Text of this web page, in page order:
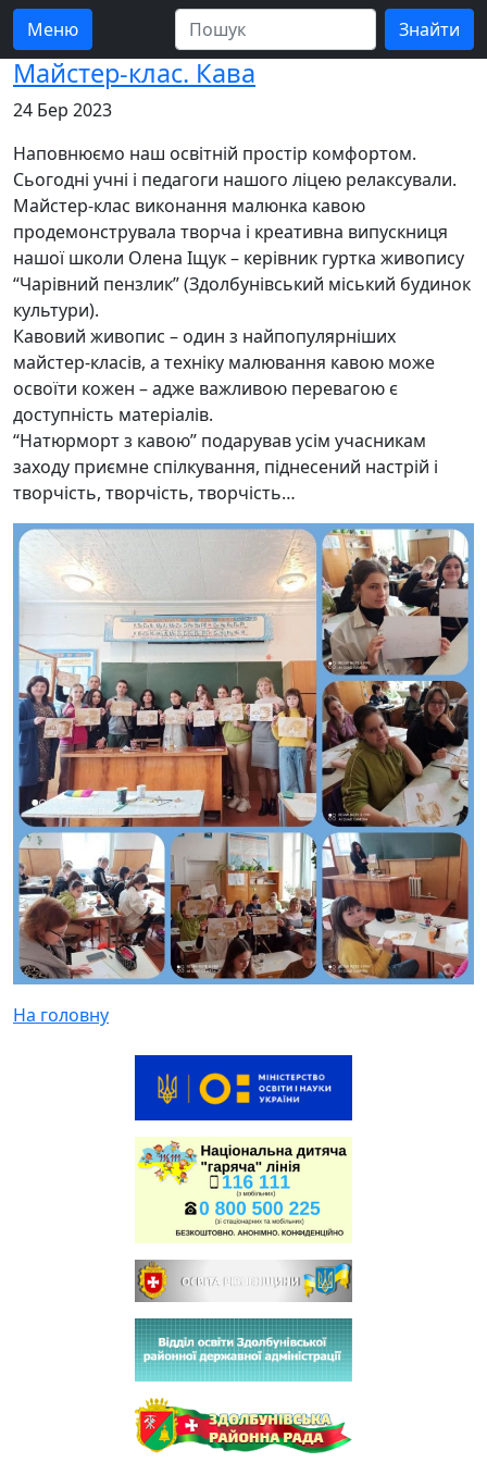
Меню
Майстер-клас. Кава
24 Бер 2023
Наповнюємо наш освітній простір комфортом.
Сьогодні учні і педагоги нашого ліцею релаксували.
Майстер-клас виконання малюнка кавою
продемонструвала творча і креативна випускниця
нашої школи Олена Іщук – керівник гуртка живопису
“Чарівний пензлик” (Здолбунівський міський будинок
культури).
Кавовий живопис – один з найпопулярніших
майстер-класів, а техніку малювання кавою може
освоїти кожен – адже важливою перевагою є
доступність матеріалів.
“Натюрморт з кавою” подарував усім учасникам
заходу приємне спілкування, піднесений настрій і
творчість, творчість, творчість…
На головну